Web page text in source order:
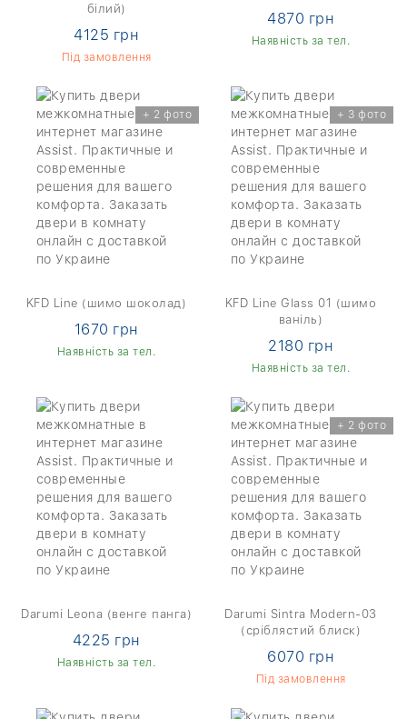
білий)
4125 грн
Під замовлення
4870 грн
Наявність за тел.
+ 2 фото
KFD Line (шимо шоколад)
1670 грн
Наявність за тел.
+ 3 фото
KFD Line Glass 01 (шимо
ваніль)
2180 грн
Наявність за тел.
Darumi Leona (венге панга)
4225 грн
Наявність за тел.
+ 2 фото
Darumi Sintra Modern-03
(сріблястий блиск)
6070 грн
Під замовлення